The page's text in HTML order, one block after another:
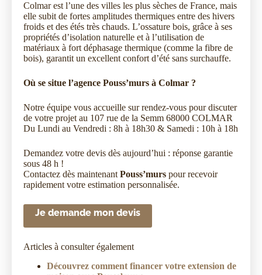
Colmar est l’une des villes les plus sèches de France, mais
elle subit de fortes amplitudes thermiques entre des hivers
froids et des étés très chauds. L’ossature bois, grâce à ses
propriétés d’isolation naturelle et à l’utilisation de
matériaux à fort déphasage thermique (comme la fibre de
bois), garantit un excellent confort d’été sans surchauffe.
Où se situe l’agence Pouss’murs à Colmar ?
Notre équipe vous accueille sur rendez-vous pour discuter
de votre projet au 107 rue de la Semm 68000 COLMAR
Du Lundi au Vendredi : 8h à 18h30 & Samedi : 10h à 18h
Demandez votre devis dès aujourd’hui : réponse garantie
sous 48 h !
Contactez dès maintenantPouss’murs pour recevoir
rapidement votre estimation personnalisée.
Je demande mon devis
Articles à consulter également
Découvrez comment financer votre extension de